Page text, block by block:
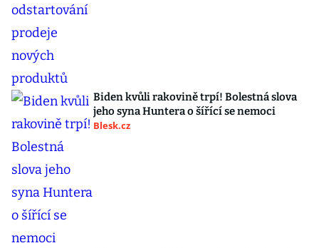
Biden kvůli rakovině trpí! Bolestná slova
jeho syna Huntera o šířící se nemoci
Blesk.cz